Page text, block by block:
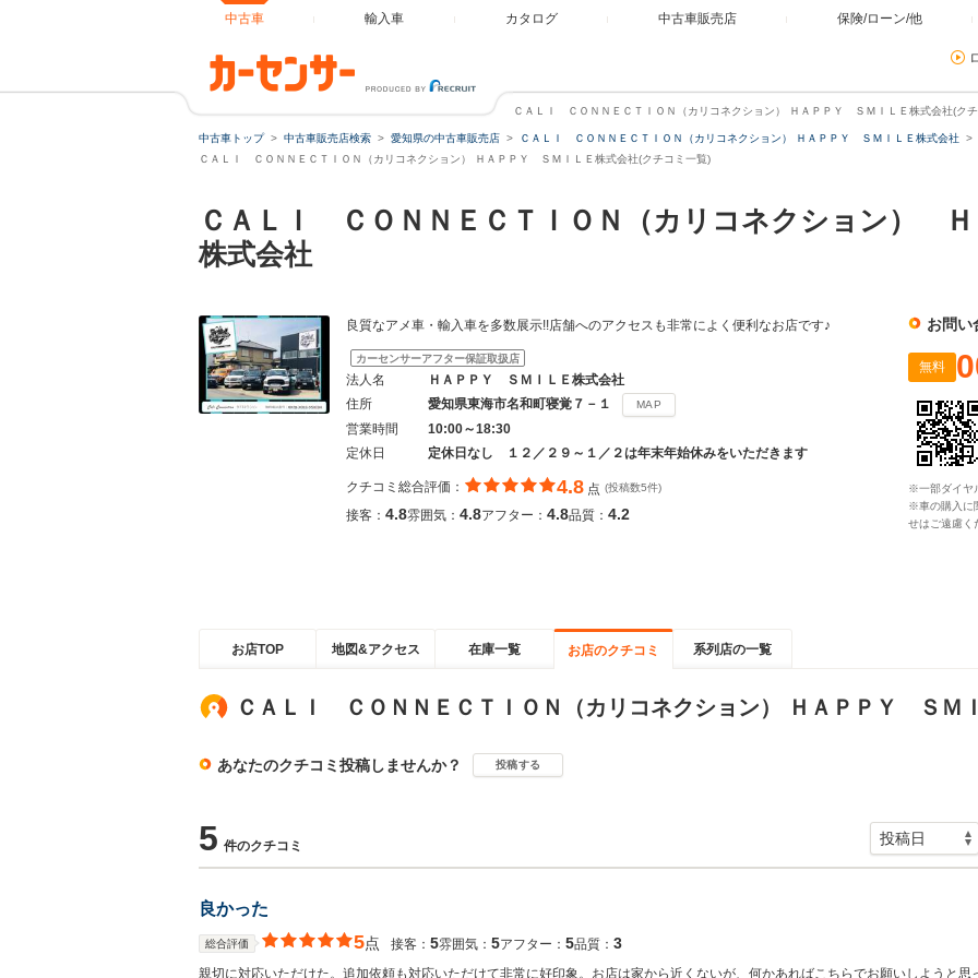
中古車 輸入車 カタログ 中古車販売店 保険/ローン/他
ＣＡＬＩ ＣＯＮＮＥＣＴＩＯＮ（カリコネクション） ＨＡＰＰＹ ＳＭＩＬＥ株式会社(ク
中古車トップ 中古車販売店検索 愛知県の中古車販売店
ＣＡＬＩ ＣＯＮＮＥＣＴＩＯＮ（カリコネクション） ＨＡＰＰＹ ＳＭＩＬＥ株式会社
ＣＡＬＩ ＣＯＮＮＥＣＴＩＯＮ（カリコネクション） ＨＡＰＰＹ ＳＭＩＬＥ株式会社(クチコミ一覧)
ＣＡＬＩ ＣＯＮＮＥＣＴＩＯＮ（カリコネクション）
株式会社
良質なアメ車・輸入車を多数展示!!店舗へのアクセスも非常によく便利なお店です♪
カーセンサーアフター保証取扱店
法人名
ＨＡＰＰＹ ＳＭＩＬＥ株式会社
住所
愛知県東海市名和町寝覚７－１ MAP
営業時間
10:00～18:30
定休日
定休日なし １２／２９～１／２は年末年始休みをいただきます
クチコミ総合評価： 4.8 点 (投稿数5件)
接客： 4.8雰囲気： 4.8アフター： 4.8品質： 4.2
お問い
無料
※一部ダイヤ
※車の購入に
せはご遠慮く
お店TOP 地図&アクセス 在庫一覧 お店のクチコミ 系列店の一覧
ＣＡＬＩ ＣＯＮＮＥＣＴＩＯＮ（カリコネクション） ＨＡＰＰＹ ＳＭ
あなたのクチコミ投稿しませんか？ 投稿する
5 件のクチコミ
良かった
総合評価 5点 接客： 5雰囲気： 5アフター： 5品質： 3
親切に対応いただけた。追加依頼も対応いただけて非常に好印象。お店は家から近くないが、何かあればこちらでお願いしようと思